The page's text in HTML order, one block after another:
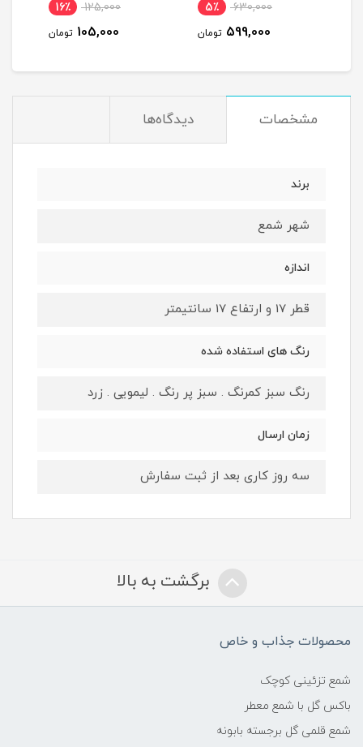
630,000 5٪
599,000 تومان
125,000 16٪
105,000 تومان
مشخصات دیدگاه‌ها
برند
شهر شمع
اندازه
قطر 17 و ارتفاع 17 سانتیمتر
رنگ های استفاده شده
رنگ سبز کمرنگ . سبز پر رنگ . لیمویی . زرد
زمان ارسال
سه روز کاری بعد از ثبت سفارش
برگشت به بالا
محصولات جذاب و خاص
شمع تزئینی کوچک
باکس گل با شمع معطر
شمع قلمی گل برجسته بابونه